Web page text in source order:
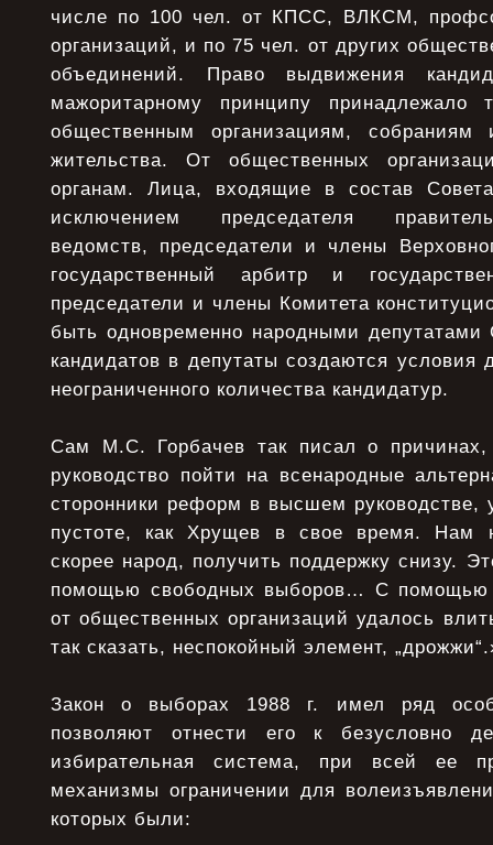
числе по 100 чел. от КПСС, ВЛКСМ,
организаций, и по 75 чел. от других
объединений. Право выдвижения
мажоритарному принципу принадлежало
общественным организациям, собраниям
жительства. От общественных
органам. Лица, входящие в состав
исключением председателя
ведомств, председатели и члены
государственный арбитр и
председатели и члены Комитета
быть одновременно народными
кандидатов в депутаты создаются
неограниченного количества кандидатур.
Сам М.С. Горбачев так писал о причинах,
руководство пойти на всенародные
сторонники реформ в высшем руководстве,
пустоте, как Хрущев в свое время. Нам
скорее народ, получить поддержку снизу.
помощью свободных выборов… С помощью
от общественных организаций удалось
так сказать, неспокойный элемент,
Закон о выборах 1988 г. имел ряд
позволяют отнести его к безусловно
избирательная система, при всей ее
механизмы ограничении для
которых были: